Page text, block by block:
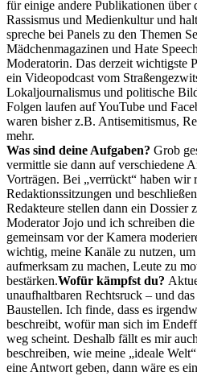
für einige andere Publikationen über
Rassismus und Medienkultur und
spreche bei Panels zu den Themen
Mädchenmagazinen und Hate
Moderatorin. Das derzeit wichtigste
ein Videopodcast vom
Lokaljournalismus und politische
Folgen laufen auf YouTube und
waren bisher z.B. Antisemitismus,
mehr.
Was sind deine Aufgaben? Grob
vermittle sie dann auf verschiedene
Vorträgen. Bei „verrückt“ haben wir
Redaktionssitzungen und
Redakteure stellen dann ein Dossier
Moderator Jojo und ich schreiben
gemeinsam vor der Kamera
wichtig, meine Kanäle zu nutzen,
aufmerksam zu machen, Leute zu
bestärken.Wofür kämpfst du?
unaufhaltbaren Rechtsruck – und
Baustellen. Ich finde, dass es
beschreibt, wofür man sich im
weg scheint. Deshalb fällt es mir
beschreiben, wie meine „ideale
eine Antwort geben, dann wäre es